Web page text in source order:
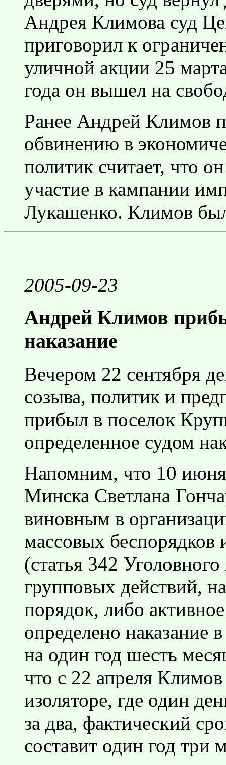
Андрея Климова суд
приговорил к
уличной акции 25
года он вышел на
Ранее Андрей Климов
обвинению в
политик считает, что
участие в кампании
Лукашенко. Климов
2005-09-23
Андрей Климов
наказание
Вечером 22 сентября
созыва, политик и
прибыл в поселок
определенное судом
Напомним, что 10 июня
Минска Светлана
виновным в
массовых беспорядков
(статья 342
групповых действий,
порядок, либо
определено наказание
на один год шесть
что с 22 апреля
изоляторе, где один
за два, фактический
составит один год три